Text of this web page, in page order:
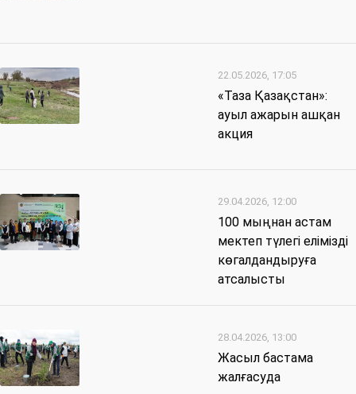
22.05.2026, 17:05
«Таза Қазақстан»:
ауыл ажарын ашқан
акция
29.04.2026, 12:00
100 мыңнан астам
мектеп түлегі елімізді
көгалдандыруға
атсалысты
28.04.2026, 13:00
Жасыл бастама
жалғасуда